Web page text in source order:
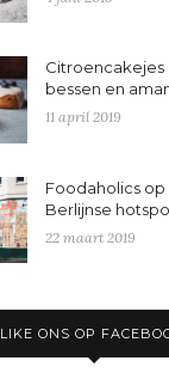
Citroencakejes
bessen en
11 april 2019
Foodaholics op
Berlijnse
22 maart 2019
LIKE ONS OP